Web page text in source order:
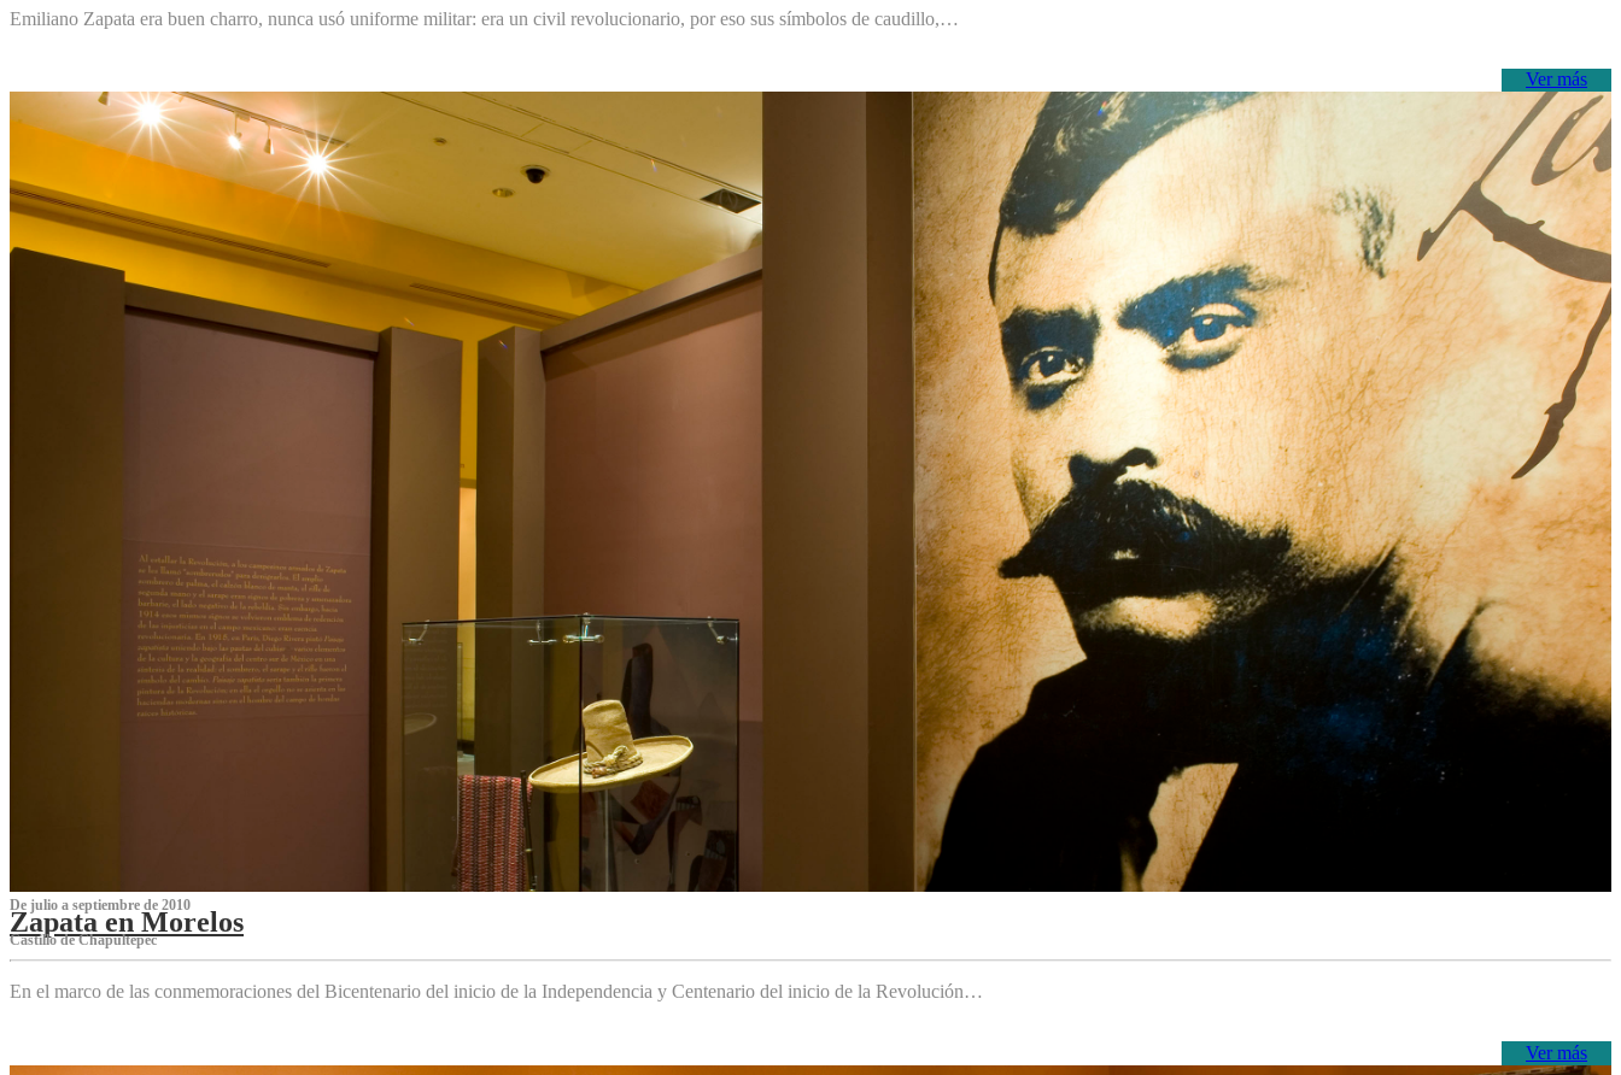
Emiliano Zapata era buen charro, nunca usó uniforme militar: era un civil revolucionario, por eso sus símbolos de caudillo,…
Ver más
De julio a septiembre de 2010
Zapata en Morelos
Castillo de Chapultepec
En el marco de las conmemoraciones del Bicentenario del inicio de la Independencia y Centenario del inicio de la Revolución…
Ver más